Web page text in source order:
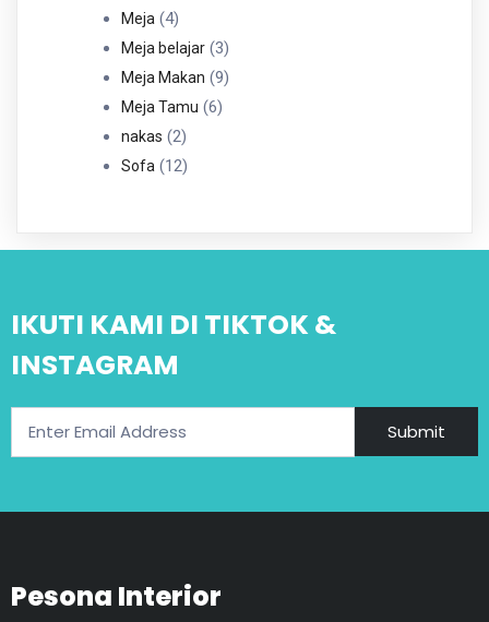
Meja 44
Produk
Meja belajar 33
Produk
Meja Makan 99
Meja Tamu 66
nakas 22
Produk
Sofa 1212
IKUTI KAMI DI TIKTOK &
INSTAGRAM
Submit
Pesona Interior